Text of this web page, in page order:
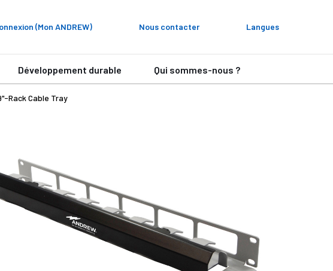
(Mon ANDREW) Nous contacter Langues
Développement durable Qui sommes-nous ?
Rack Cable Tray